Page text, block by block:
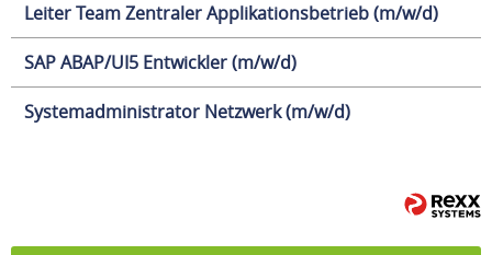
Leiter Team Zentraler Applikationsbetrieb (m/w/d)
SAP ABAP/UI5 Entwickler (m/w/d)
Systemadministrator Netzwerk (m/w/d)